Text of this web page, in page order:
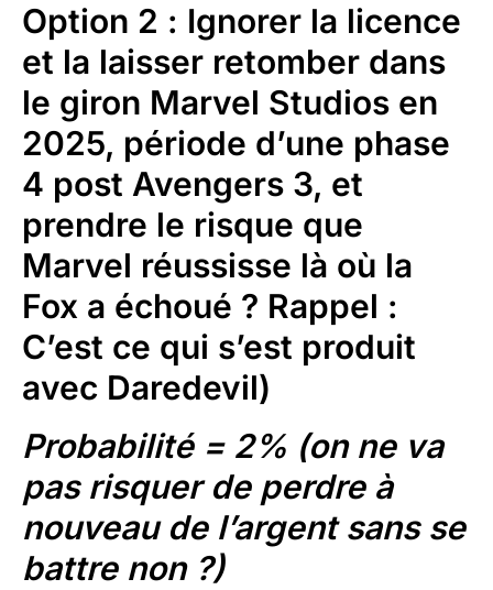
Option 2 : Ignorer la licence
et la laisser retomber dans
le giron Marvel Studios en
2025, période d’une phase
4 post Avengers 3, et
prendre le risque que
Marvel réussisse là où la
Fox a échoué ? Rappel :
C’est ce qui s’est produit
avec Daredevil)
Probabilité = 2% (on ne va
pas risquer de perdre à
nouveau de l’argent sans se
battre non ?)